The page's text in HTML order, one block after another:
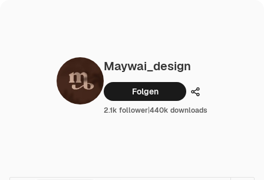
Maywai_design
Folgen Teilen
2.1k follower|440k downloads